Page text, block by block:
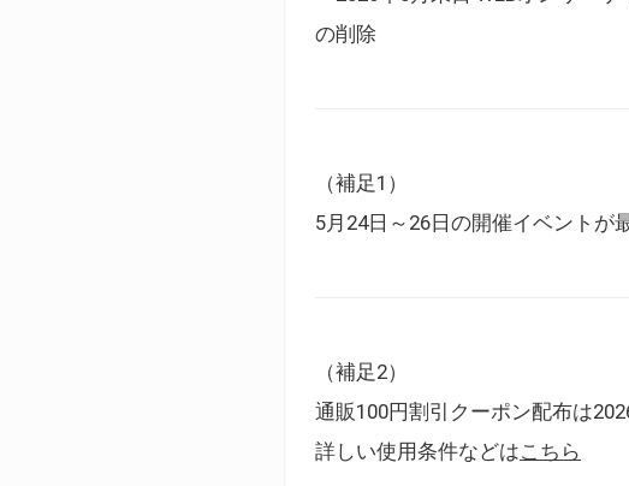
の削除
（補足1）
5月24日～26日の開催イベントが
（補足2）
通販100円割引クーポン配布は
詳しい使用条件などはこちら